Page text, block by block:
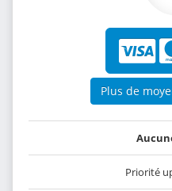
Plus de
Priorité